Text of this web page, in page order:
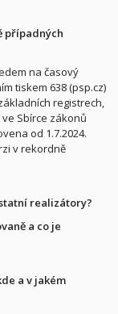
případných
na časový
tiskem 638 (psp.cz)
registrech,
Sbírce zákonů
od 1.7.2024.
v rekordně
realizátory?
a co je
a v jakém